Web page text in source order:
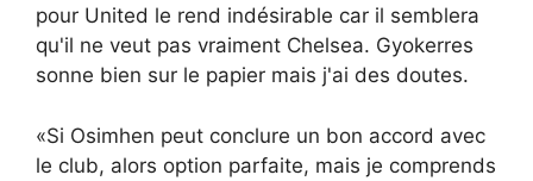
pour United le rend indésirable car il semblera
qu'il ne veut pas vraiment Chelsea. Gyokerres
sonne bien sur le papier mais j'ai des doutes.
«Si Osimhen peut conclure un bon accord avec
le club, alors option parfaite, mais je comprends